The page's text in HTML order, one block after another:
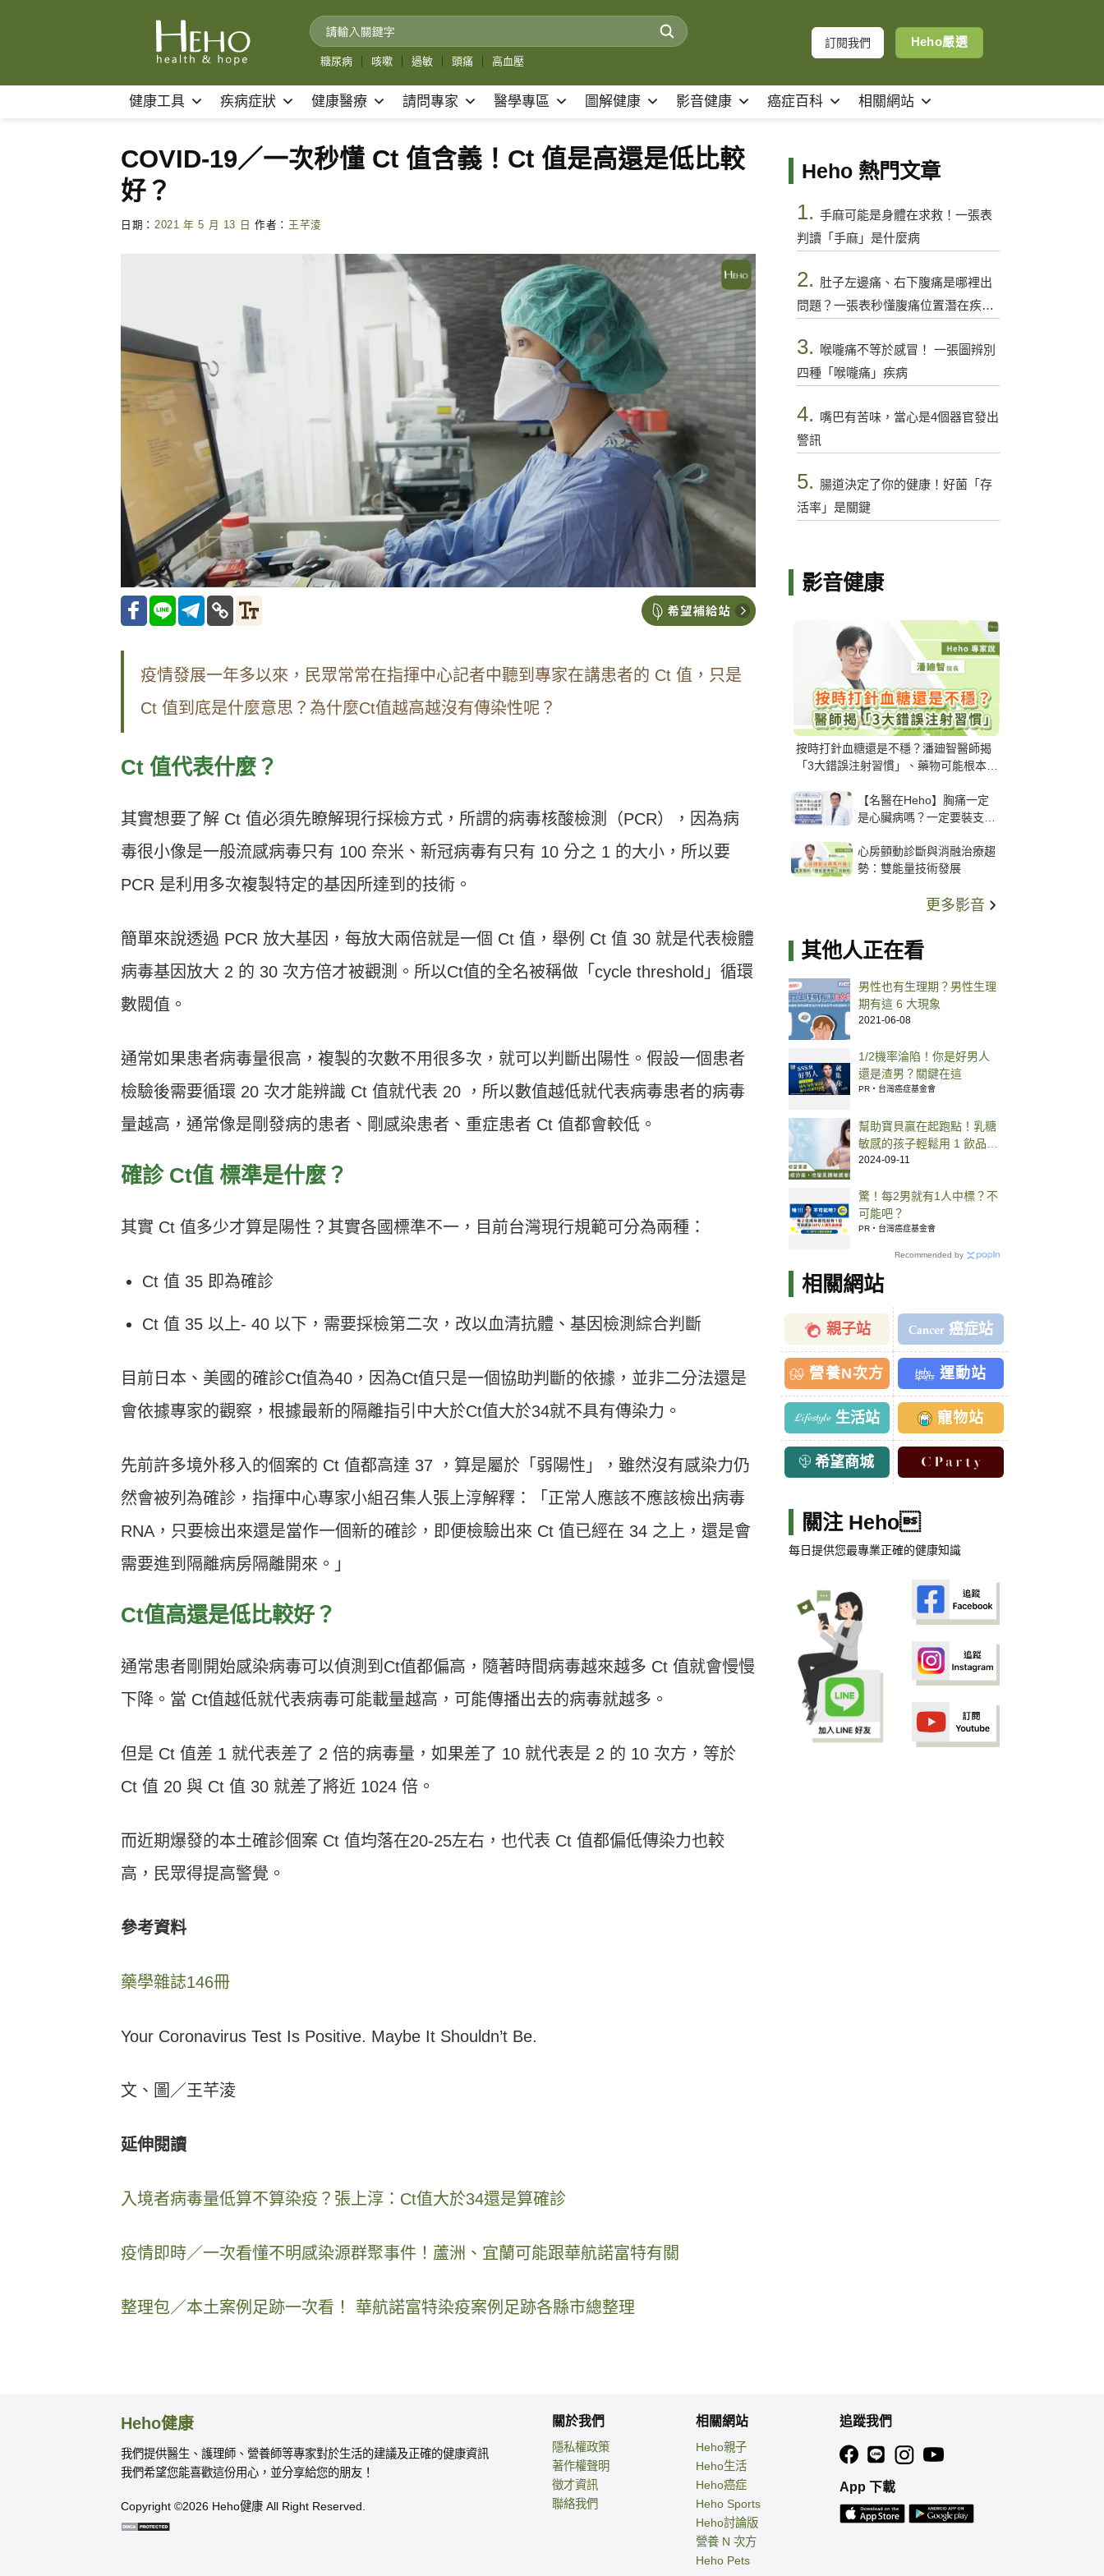
糖尿病 咳嗽 過敏 頭痛 高血壓
訂閱我們 Heho嚴選
健康工具 疾病症狀 健康醫療 請問專家 醫學專區 圖解健康 影音健康 癌症百科 相關網站
COVID-19／一次秒懂 Ct 值含義！Ct 值是高還是低比較
好？
日期： 2021 年 5 月 13 日 作者： 王芊淩
疫情發展一年多以來，民眾常常在指揮中心記者中聽到專家在講患者的 Ct 值，只是
Ct 值到底是什麼意思？為什麼Ct值越高越沒有傳染性呢？
Ct 值代表什麼？
其實想要了解 Ct 值必須先瞭解現行採檢方式，所謂的病毒核酸檢測（PCR），因為病
毒很小像是一般流感病毒只有 100 奈米、新冠病毒有只有 10 分之 1 的大小，所以要
PCR 是利用多次複製特定的基因所達到的技術。
簡單來說透過 PCR 放大基因，每放大兩倍就是一個 Ct 值，舉例 Ct 值 30 就是代表檢體
病毒基因放大 2 的 30 次方倍才被觀測。所以Ct值的全名被稱做「 cycle threshold 」循環
數閥值。
通常如果患者病毒量很高，複製的次數不用很多次，就可以判斷出陽性。假設一個患者
檢驗後需要循環 20 次才能辨識 Ct 值就代表 20
，所以數值越低就代表病毒患者的病毒
量越高，通常像是剛發病的患者、剛感染患者、重症患者 Ct 值都會較低。
確診Ct值 標準是什麼？
其實 Ct 值多少才算是陽性？其實各國標準不一，目前台灣現行規範可分為兩種：
Ct 值 35 即為確診
Ct 值 35 以上- 40 以下，需要採檢第二次，改以血清抗體、基因檢測綜合判斷
目前日本、美國的確診Ct值為40 ，因為Ct值只是一個協助判斷的依據，並非二分法還是
會依據專家的觀察，根據最新的隔離指引中大於Ct值大於34就不具有傳染力。
先前許多境外移入的個案的 Ct 值都高達 37
，算是屬於「弱陽性」，雖然沒有感染力仍
然會被列為確診，指揮中心專家小組召集人張上淳解釋：「正常人應該不應該檢出病毒
RNA ，只要檢出來還是當作一個新的確診，即便檢驗出來 Ct 值已經在 34 之上，還是會
需要進到隔離病房隔離開來。」
Ct值高還是低比較好？
通常患者剛開始感染病毒可以偵測到 Ct值都偏高，隨著時間病毒越來越多 Ct 值就會慢慢
下降。當 Ct值越低就代表病毒可能載量越高，可能傳播出去的病毒就越多。
但是 Ct 值差 1 就代表差了 2 倍的病毒量，如果差了 10 就代表是 2 的 10 次方，等於
Ct 值 20 與 Ct 值 30 就差了將近 1024 倍。
而近期爆發的本土確診個案 Ct 值均落在20-25左右，也代表 Ct 值都偏低傳染力也較
高，民眾得提高警覺。
參考資料
藥學雜誌146冊
Your Coronavirus Test Is Positive. Maybe It Shouldn’t Be.
文、圖／王芊淩
延伸閱讀
入境者病毒量低算不算染疫？張上淳：Ct值大於34還是算確診
疫情即時／一次看懂不明感染源群聚事件！蘆洲、宜蘭可能跟華航諾富特有關
整理包／本土案例足跡一次看！ 華航諾富特染疫案例足跡各縣市總整理
Heho 熱門文章
1. 手麻可能是身體在求救！一張表
判讀「手麻」是什麼病
2. 肚子左邊痛、右下腹痛是哪裡出
問題？一張表秒懂腹痛位置潛在疾病
3.
喉嚨痛不等於感冒！ 一張圖辨別
四種「喉嚨痛」疾病
4. 嘴巴有苦味，當心是4個器官發出
警訊
5. 腸道決定了你的健康！好菌「存
活率」是關鍵
影音健康
按時打針血糖還是不穩？潘廸智醫師揭
「3大錯誤注射習慣」、藥物可能根本沒
【名醫在Heho】胸痛一定
是心臟病嗎？一定要裝支
解析支架種類、風險與選擇
關鍵
心房顫動診斷與消融治療趨
勢：雙能量技術發展
更多影音
其他人正在看
男性也有生理期？男性生理
期有這 6 大現象
2021-06-08
1/2機率淪陷！你是好男人
還是渣男？關鍵在這
PR・台灣癌症基金會
幫助寶貝贏在起跑點！乳糖
敏感的孩子輕鬆用 1 飲品替
換牛奶就能補好鈣
2024-09-11
驚！每2男就有1人中標？不
可能吧？
PR・台灣癌症基金會
Recommended by
相關網站
親子站 癌症站
營養N次方 運動站
生活站 寵物站
希望商城
關注 Heho
每日提供您最專業正確的健康知識
Heho健康
我們提供醫生、護理師、營養師等專家對於生活的建議及正確的健康資訊
我們希望您能喜歡這份用心，並分享給您的朋友！
Copyright ©2026 Heho健康 All Right Reserved.
關於我們
隱私權政策
著作權聲明
徵才資訊
聯絡我們
相關網站
Heho親子
Heho生活
Heho癌症
Heho Sports
Heho討論版
營養 N 次方
Heho Pets
追蹤我們
App 下載